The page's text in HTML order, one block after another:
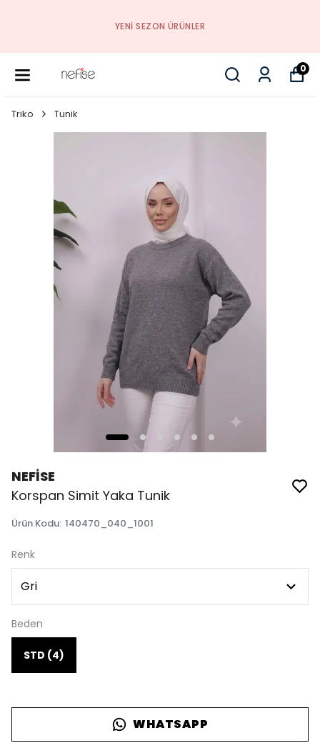
YENI SEZON ÜRÜNLER
0
Triko Tunik
NEFİSE
Korspan Simit Yaka Tunik
Ürün Kodu: 140470_040_1001
Renk
Beden
STD (4)
WHATSAPP